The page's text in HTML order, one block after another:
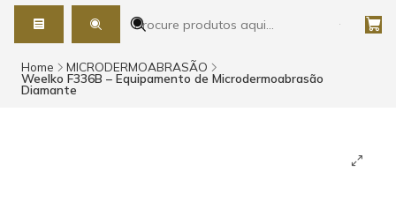
Home MICRODERMOABRASÃO
Weelko F336B – Equipamento de Microdermoabrasão
Diamante